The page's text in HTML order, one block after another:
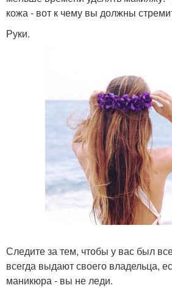
кожа - вот к чему вы должны
Руки.
Следите за тем, чтобы у вас был
всегда выдают своего владельца,
маникюра - вы не леди.